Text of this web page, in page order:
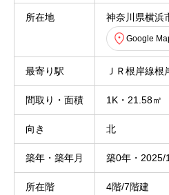
所在地 神奈川県横浜
Google
最寄り駅 ＪＲ根岸線
間取り・面積 1K・21.58㎡
向き 北
築年・築年月 築0年・2025/
所在階 4階/7階建